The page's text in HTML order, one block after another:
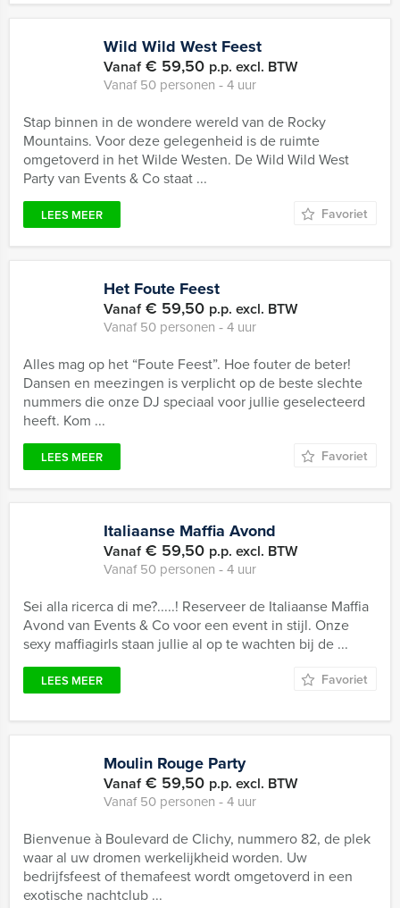
Wild Wild West Feest
Vanaf€ 59,50 p.p. excl. BTW
Vanaf 50 personen ‐ 4 uur
Stap binnen in de wondere wereld van de Rocky
Mountains. Voor deze gelegenheid is de ruimte
omgetoverd in het Wilde Westen. De Wild Wild West
Party van Events & Co staat ...
LEES MEER Favoriet
Het Foute Feest
Vanaf€ 59,50 p.p. excl. BTW
Vanaf 50 personen ‐ 4 uur
Alles mag op het “Foute Feest”. Hoe fouter de beter!
Dansen en meezingen is verplicht op de beste slechte
nummers die onze DJ speciaal voor jullie geselecteerd
heeft. Kom ...
LEES MEER Favoriet
Italiaanse Maffia Avond
Vanaf€ 59,50 p.p. excl. BTW
Vanaf 50 personen ‐ 4 uur
Sei alla ricerca di me?.....! Reserveer de Italiaanse Maffia
Avond van Events & Co voor een event in stijl. Onze
sexy maffiagirls staan jullie al op te wachten bij de ...
LEES MEER Favoriet
Moulin Rouge Party
Vanaf€ 59,50 p.p. excl. BTW
Vanaf 50 personen ‐ 4 uur
Bienvenue à Boulevard de Clichy, nummero 82, de plek
waar al uw dromen werkelijkheid worden. Uw
bedrijfsfeest of themafeest wordt omgetoverd in een
exotische nachtclub ...